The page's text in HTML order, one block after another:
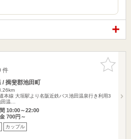
お気に入
りに追加
件
/ 揖斐郡池田町
本線 大垣駅より名阪近鉄バス池田温泉行き利用3
温…
10:00～22:00
700円～
カップル